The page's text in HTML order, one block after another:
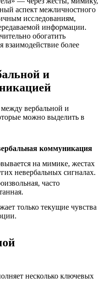
аспект межличностного
исследованиям,
информации.
обогатить
более
и
вербальной и
можно выделить в
коммуникация
на мимике, жестах
невербальных сигналах.
часто
только текущие чувства
несколько ключевых